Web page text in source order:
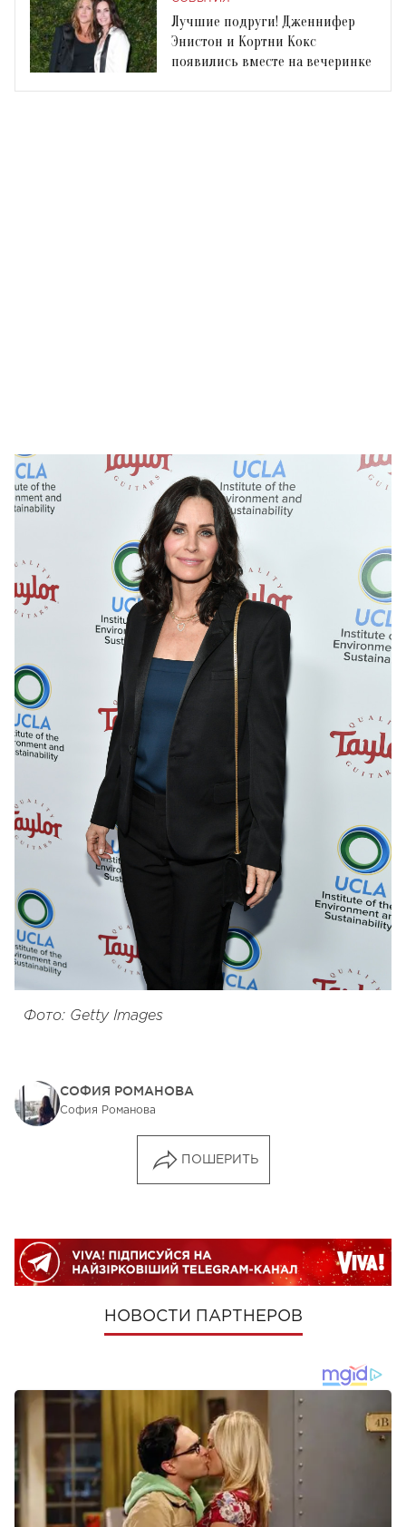
Лучшие подруги! Дженнифер
Энистон и Кортни Кокс
появились вместе на вечеринке
Фото: Getty Images
СОФИЯ РОМАНОВА
София Романова
ПОШЕРИТЬ
НОВОСТИ ПАРТНЕРОВ